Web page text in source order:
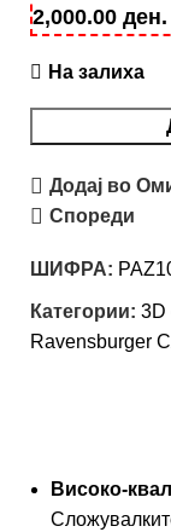
2,000.00 ден.
На залиха
Додај во
Спореди
ШИФРА:
Категории: 3D
Ravensburger
Високо-